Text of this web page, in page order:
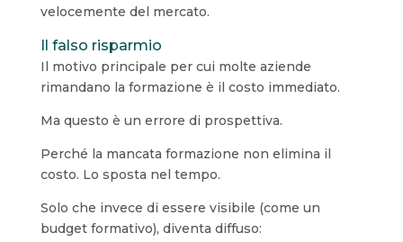
velocemente del mercato.
Il falso risparmio
Il motivo principale per cui molte aziende
rimandano la formazione è il costo immediato.
Ma questo è un errore di prospettiva.
Perché la mancata formazione non elimina il
costo. Lo sposta nel tempo.
Solo che invece di essere visibile (come un
budget formativo), diventa diffuso: